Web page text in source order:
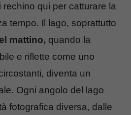
rechino qui per catturare la
tempo. Il lago, soprattutto
mattino, quando la
e riflette come uno
diventa un
Ogni angolo del lago
fotografica diversa, dalle